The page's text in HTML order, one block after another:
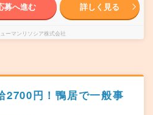
募へ進む 詳しく見る
ーマンリソシア株式会社
2700円！鴨居で一般事